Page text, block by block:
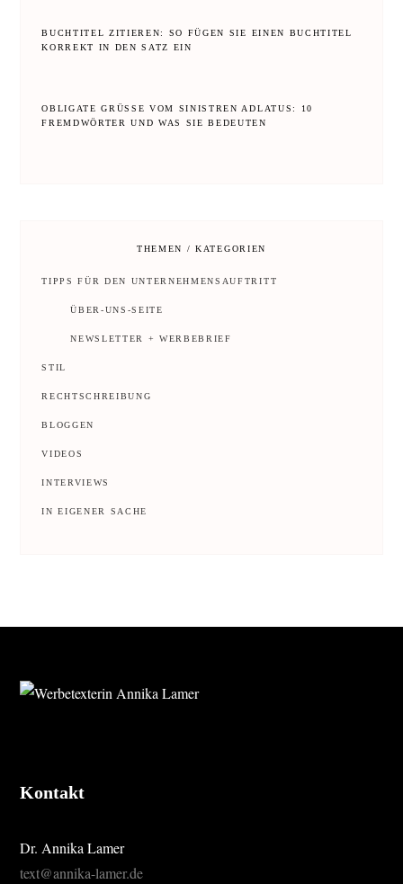
BUCHTITEL ZITIEREN: SO FÜGEN SIE EINEN BUCHTITEL
KORREKT IN DEN SATZ EIN
OBLIGATE GRÜSSE VOM SINISTREN ADLATUS: 10 F
REMDWÖRTER UND WAS SIE BEDEUTEN
THEMEN / KATEGORIEN
TIPPS FÜR DEN UNTERNEHMENSAUFTRITT
ÜBER-UNS-SEITE
NEWSLETTER + WERBEBRIEF
STIL
RECHTSCHREIBUNG
BLOGGEN
VIDEOS
INTERVIEWS
IN EIGENER SACHE
FOOTER
Kontakt
Dr. Annika Lamer
text@annika-lamer.de